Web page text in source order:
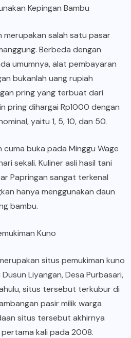
Kepingan Bambu
merupakan salah satu pasar
Berbeda dengan
umumnya, alat pembayaran
bukanlah uang rupiah
pring yang terbuat dari
pring dihargai Rp1000 dengan
yaitu 1, 5, 10, dan 50.
cuma buka pada Minggu Wage
sekali. Kuliner asli hasil tani
Papringan sangat terkenal
hanya menggunakan daun
bambu.
Kuno
situs pemukiman kuno
Liyangan, Desa Purbasari,
situs tersebut terkubur di
pasir milik warga
situs tersebut akhirnya
kali pada 2008.